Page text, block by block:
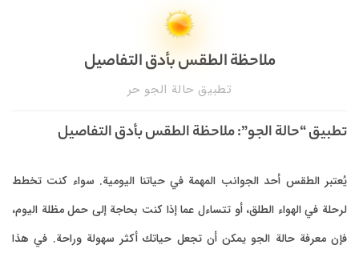
ملاحظة الطقس بأدق التفاصيل
تطبيق حالة الجو حر
تطبيق “حالة الجو”: ملاحظة الطقس بأدق التفاصيل
يُعتبر الطقس أحد الجوانب المهمة في حياتنا اليومية. سواء كنت تخطط
لرحلة في الهواء الطلق، أو تتساءل عما إذا كنت بحاجة إلى حمل مظلة اليوم،
فإن معرفة حالة الجو يمكن أن تجعل حياتك أكثر سهولة وراحة. في هذا